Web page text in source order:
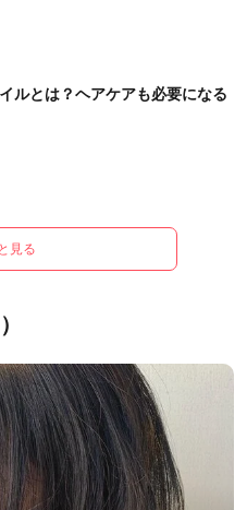
ルとは？ヘアケアも必要になる
見る